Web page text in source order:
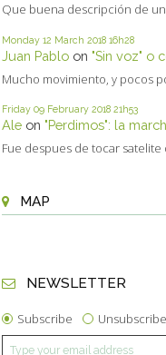
Que buena descripción de
Monday 12 March 2018 16h28
Juan Pablo on "Sin voz" o
Mucho movimiento, y pocos
Friday 09 February 2018 21h53
Ale on "Perdimos": la
Fue despues de tocar
MAP
NEWSLETTER
Subscribe Unsubscribe